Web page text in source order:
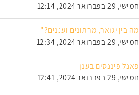
חמישי, 29 בפברואר 2024, 12:14
מה בין יגואר, מרתונים ועננים?"
חמישי, 29 בפברואר 2024, 12:34
פאנל פיננסים בענן
חמישי, 29 בפברואר 2024, 12:41